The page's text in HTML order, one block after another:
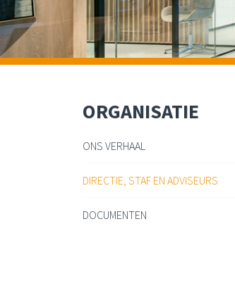
ORGANISATIE
ONS VERHAAL
DIRECTIE, STAF EN ADVISEURS
DOCUMENTEN